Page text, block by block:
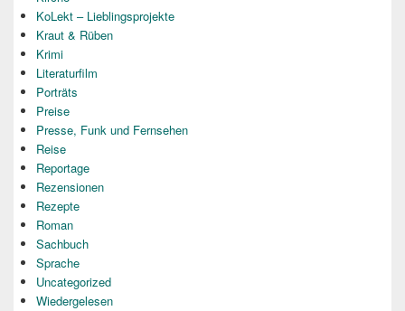
KoLekt – Lieblingsprojekte
Kraut & Rüben
Krimi
Literaturfilm
Porträts
Preise
Presse, Funk und Fernsehen
Reise
Reportage
Rezensionen
Rezepte
Roman
Sachbuch
Sprache
Uncategorized
Wiedergelesen